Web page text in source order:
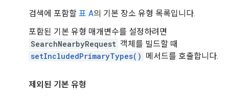
검색에 포함할 표 A의 기본 장소 유형 목록입니다.
포함된 기본 유형 매개변수를 설정하려면
SearchNearbyRequest 객체를 빌드할 때
setIncludedPrimaryTypes() 메서드를 호출합니다.
제외된 기본 유형